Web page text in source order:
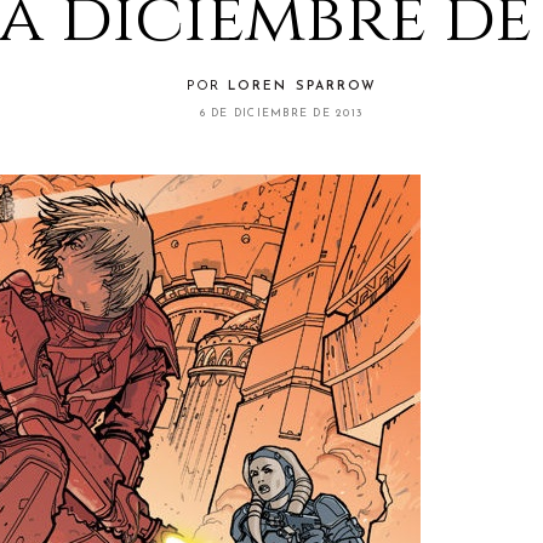
diciembre de
POR LOREN SPARROW
6 DE DICIEMBRE DE 2013